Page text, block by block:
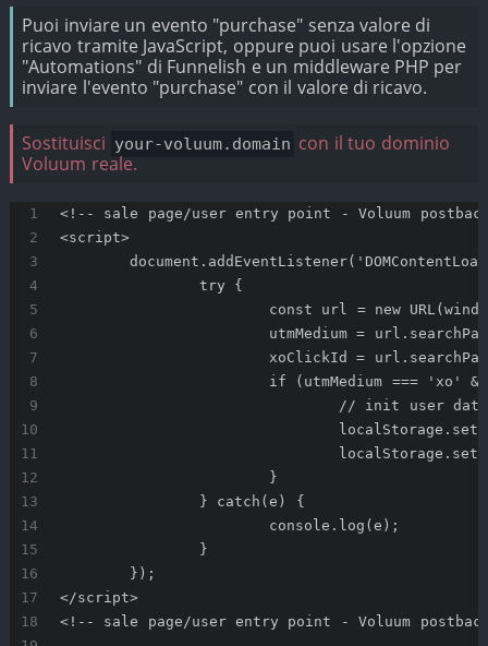
Puoi inviare un evento "purchase" senza valore di
ricavo tramite JavaScript, oppure puoi usare l'opzione
"Automations" di Funnelish e un middleware PHP per
inviare l'evento "purchase" con il valore di ricavo.
Sostituisci your-voluum.domain con il tuo dominio
Voluum reale.
<!-- sale page/user entry point - Voluum
<script>
		try {
const url = new
utmMedium =
xoClickId =
if (utmMedium === 'xo'
				// init user data
			}
		} catch(e) {
			console.log(e);
		}
	});
</script>
<!-- sale page/user entry point - Voluum